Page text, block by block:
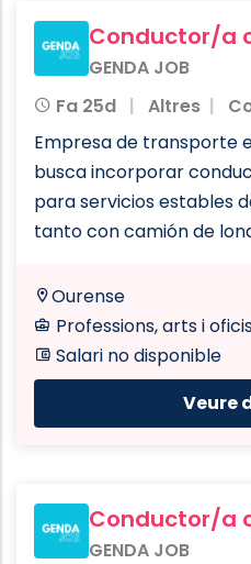
Conductor/a
GENDA JOB
Fa 25d
Altres
Empresa de transporte
busca incorporar
para servicios estables
tanto con camión de
Ourense
Professions, arts i
Salari no disponible
Veure
Conductor/a
GENDA JOB